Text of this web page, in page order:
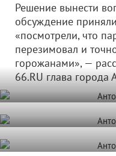
Решение вынести
обсуждение
«посмотрели, что
перезимовал и
горожанами», —
66.RU глава города